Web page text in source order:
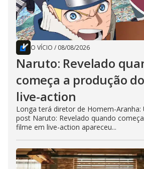
O VÍCIO / 08/08/2026
Naruto: Revelado
começa a produção
live-action
Longa terá diretor de Homem-Aranha:
post Naruto: Revelado quando
filme em live-action apareceu...